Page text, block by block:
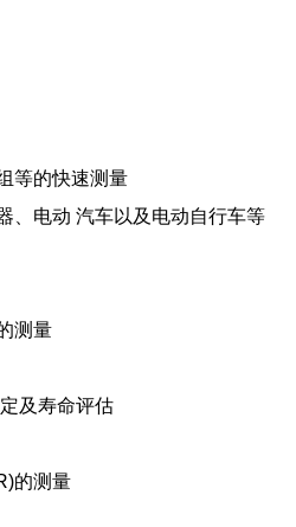
等的快速测量
、电动 汽车以及电动自行车等
测量
及寿命评估
的测量